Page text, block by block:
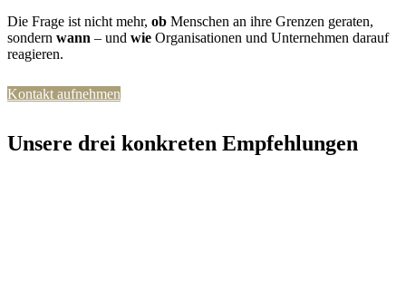
Die Frage ist nicht mehr, ob Menschen an ihre Grenzen geraten,
sondern wann – und wie Organisationen und Unternehmen darauf
reagieren.
Kontakt aufnehmen
Unsere drei konkreten Empfehlungen